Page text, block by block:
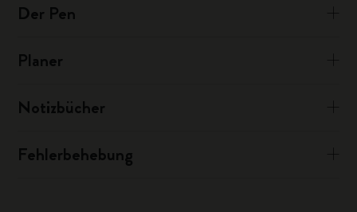
Der Pen
Planer
Notizbücher
Fehlerbehebung